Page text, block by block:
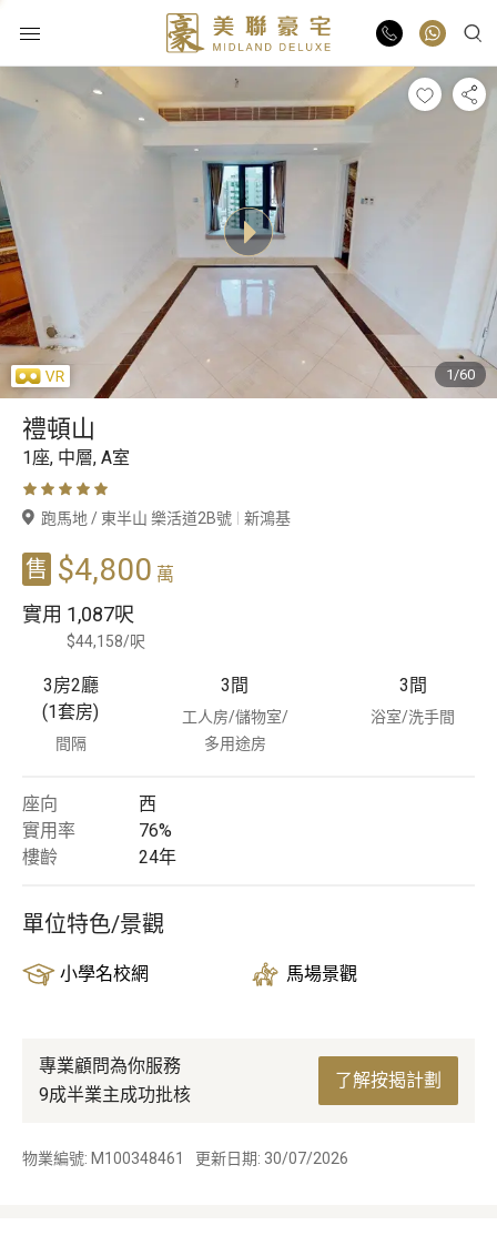
物業出售
豪宅報告
豪宅資訊
更多樓盤
豪宅專家
豪宅分行
1/60
禮頓山
1座, 中層, A室
跑馬地 / 東半山 樂活道2B號 新鴻基
售 $4,800 萬
實用 1,087呎
$44,158/呎
3房2廳
(1套房)
間隔
3 間
工人房/儲物室/
多用途房
3 間
浴室/洗手間
座向
西
實用率
76%
樓齡
24年
單位特色/景觀
小學名校網 馬場景觀
專業顧問為你服務
9成半業主成功批核
了解按揭計劃
物業編號: M100348461 更新日期: 30/07/2026